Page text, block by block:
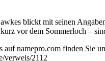
blickt mit seinen
vor dem Sommerloch –
namepro.com finden Sie
verweis/2112